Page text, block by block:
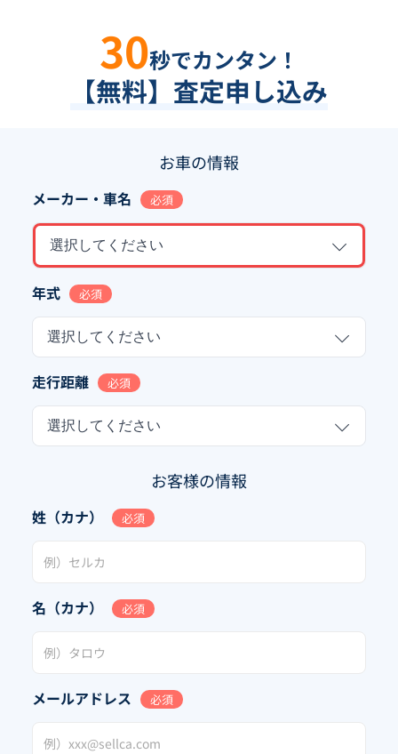
30秒でカンタン！
【無料】査定申し込み
お車の情報
メーカー・車名 必須
選択してください
年式 必須
選択してください
走行距離 必須
選択してください
お客様の情報
姓（カナ） 必須
名（カナ） 必須
メールアドレス 必須